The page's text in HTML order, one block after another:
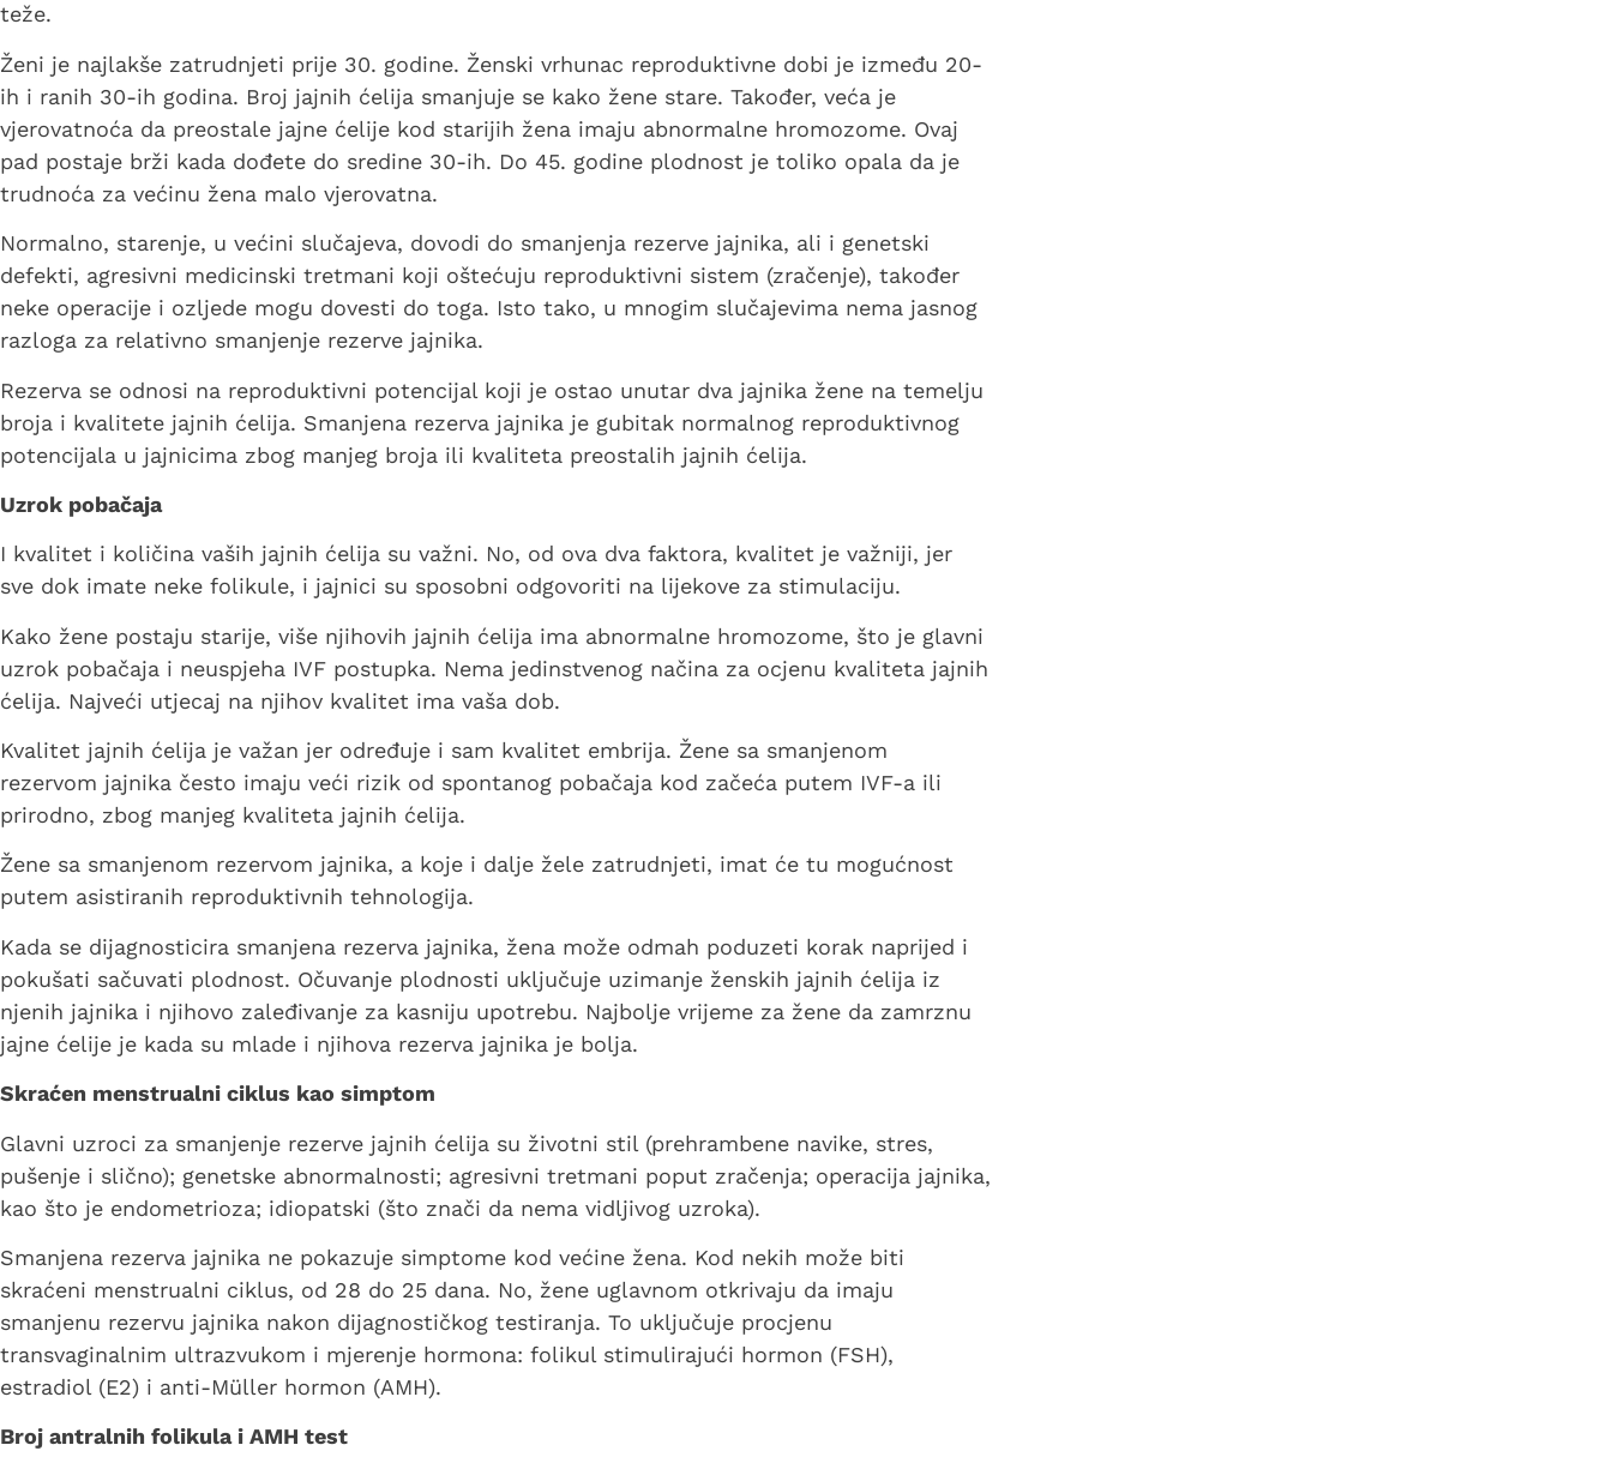
teže.
Ženi je najlakše zatrudnjeti prije 30. godine. Ženski vrhunac reproduktivne dobi je između 20-
ih i ranih 30-ih godina. Broj jajnih ćelija smanjuje se kako žene stare. Također, veća je
vjerovatnoća da preostale jajne ćelije kod starijih žena imaju abnormalne hromozome. Ovaj
pad postaje brži kada dođete do sredine 30-ih. Do 45. godine plodnost je toliko opala da je
trudnoća za većinu žena malo vjerovatna.
Normalno, starenje, u većini slučajeva, dovodi do smanjenja rezerve jajnika, ali i genetski
defekti, agresivni medicinski tretmani koji oštećuju reproduktivni sistem (zračenje), također
neke operacije i ozljede mogu dovesti do toga. Isto tako, u mnogim slučajevima nema jasnog
razloga za relativno smanjenje rezerve jajnika.
Rezerva se odnosi na reproduktivni potencijal koji je ostao unutar dva jajnika žene na temelju
broja i kvalitete jajnih ćelija. Smanjena rezerva jajnika je gubitak normalnog reproduktivnog
potencijala u jajnicima zbog manjeg broja ili kvaliteta preostalih jajnih ćelija.
Uzrok pobačaja
I kvalitet i količina vaših jajnih ćelija su važni. No, od ova dva faktora, kvalitet je važniji, jer
sve dok imate neke folikule, i jajnici su sposobni odgovoriti na lijekove za stimulaciju.
Kako žene postaju starije, više njihovih jajnih ćelija ima abnormalne hromozome, što je glavni
uzrok pobačaja i neuspjeha IVF postupka. Nema jedinstvenog načina za ocjenu kvaliteta jajnih
ćelija. Najveći utjecaj na njihov kvalitet ima vaša dob.
Kvalitet jajnih ćelija je važan jer određuje i sam kvalitet embrija. Žene sa smanjenom
rezervom jajnika često imaju veći rizik od spontanog pobačaja kod začeća putem IVF-a ili
prirodno, zbog manjeg kvaliteta jajnih ćelija.
Žene sa smanjenom rezervom jajnika, a koje i dalje žele zatrudnjeti, imat će tu mogućnost
putem asistiranih reproduktivnih tehnologija.
Kada se dijagnosticira smanjena rezerva jajnika, žena može odmah poduzeti korak naprijed i
pokušati sačuvati plodnost. Očuvanje plodnosti uključuje uzimanje ženskih jajnih ćelija iz
njenih jajnika i njihovo zaleđivanje za kasniju upotrebu. Najbolje vrijeme za žene da zamrznu
jajne ćelije je kada su mlade i njihova rezerva jajnika je bolja.
Skraćen menstrualni ciklus kao simptom
Glavni uzroci za smanjenje rezerve jajnih ćelija su životni stil (prehrambene navike, stres,
pušenje i slično); genetske abnormalnosti; agresivni tretmani poput zračenja; operacija jajnika,
kao što je endometrioza; idiopatski (što znači da nema vidljivog uzroka).
Smanjena rezerva jajnika ne pokazuje simptome kod većine žena. Kod nekih može biti
skraćeni menstrualni ciklus, od 28 do 25 dana. No, žene uglavnom otkrivaju da imaju
smanjenu rezervu jajnika nakon dijagnostičkog testiranja. To uključuje procjenu
transvaginalnim ultrazvukom i mjerenje hormona: folikul stimulirajući hormon (FSH),
estradiol (E2) i anti-Müller hormon (AMH).
Broj antralnih folikula i AMH test